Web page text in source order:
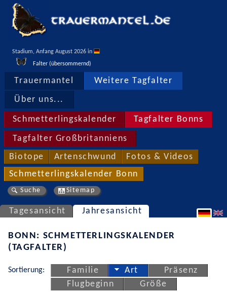
Stadium, Anfang August 2026 in
Falter (übersommernd)
Trauermantel Weitere Tagfalter
Über uns...
Schmetterlingskalender Tagfalter Bonns
Tagfalter Großbritanniens
Biotope Artenschwund Fotos & Videos
Schmetterlingskalender Bonn
Suche Sitemap
Tagesansicht Jahresansicht
BONN: SCHMETTERLINGSKALENDER
(TAGFALTER)
Sortierung: Familie Art
Präsenz
Flugbeginn
Größe